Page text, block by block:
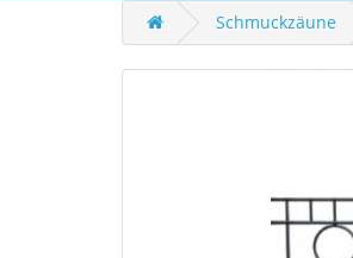
Schmuckzäune